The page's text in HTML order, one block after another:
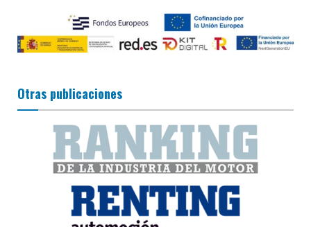
Otras publicaciones